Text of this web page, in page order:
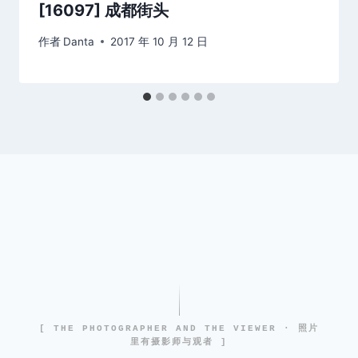
[16097] 成都街头
作者 Danta 2017 年 10 月 12 日
[ THE PHOTOGRAPHER AND THE VIEWER · 照片
里有摄影师与观者 ]